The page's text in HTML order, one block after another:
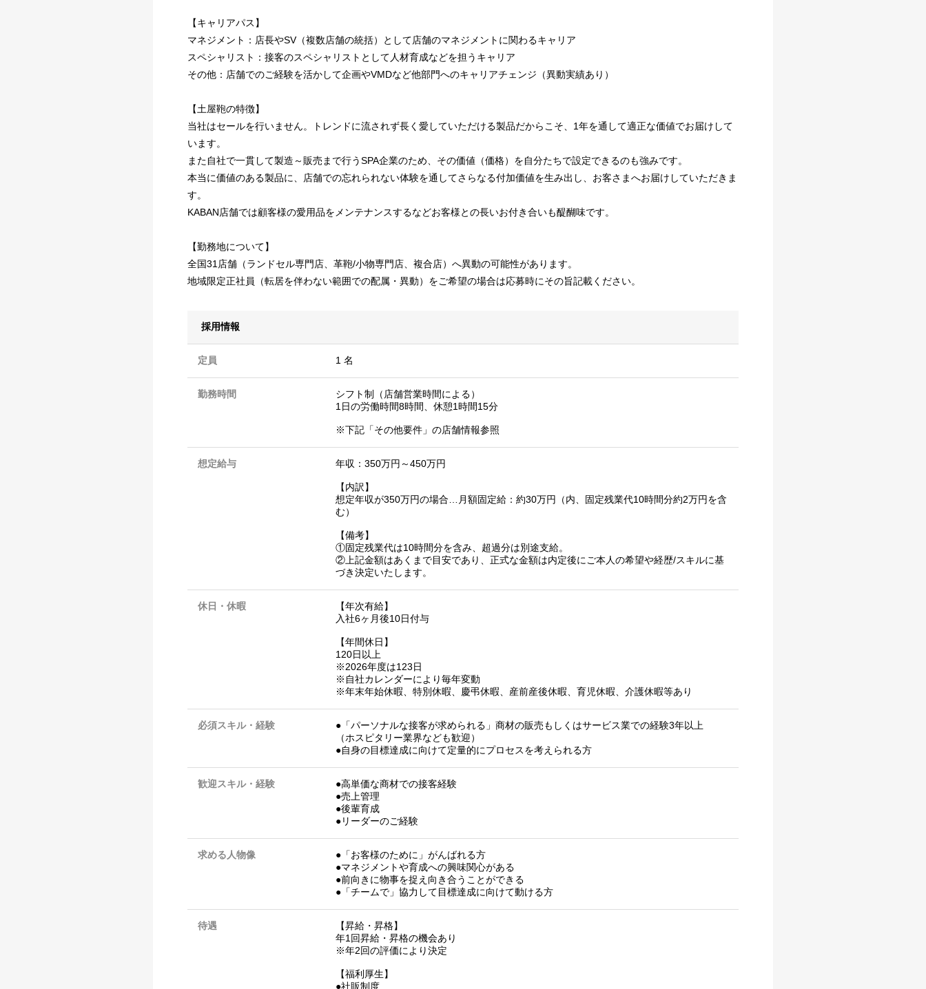
【キャリアパス】
マネジメント：店長やSV（複数店舗の統括）として店舗のマネジメントに関わるキャリア
スペシャリスト：接客のスペシャリストとして人材育成などを担うキャリア
その他：店舗でのご経験を活かして企画やVMDなど他部門へのキャリアチェンジ（異動実績あり）
【土屋鞄の特徴】
当社はセールを行いません。トレンドに流されず長く愛していただける製品だからこそ、1年を通して適正な価値でお届けして
います。
また自社で一貫して製造～販売まで行うSPA企業のため、その価値（価格）を自分たちで設定できるのも強みです。
本当に価値のある製品に、店舗での忘れられない体験を通してさらなる付加価値を生み出し、お客さまへお届けしていただきま
す。
KABAN店舗では顧客様の愛用品をメンテナンスするなどお客様との長いお付き合いも醍醐味です。
【勤務地について】
全国31店舗（ランドセル専門店、革鞄/小物専門店、複合店）へ異動の可能性があります。
地域限定正社員（転居を伴わない範囲での配属・異動）をご希望の場合は応募時にその旨記載ください。
採用情報
定員 1 名
勤務時間
シフト制（店舗営業時間による）
1日の労働時間8時間、休憩1時間15分
※下記「その他要件」の店舗情報参照
想定給与 年収：350万円～450万円
【内訳】
想定年収が350万円の場合…月額固定給：約30万円（内、固定残業代10時間分約2万円を含
む）
【備考】
①固定残業代は10時間分を含み、超過分は別途支給。
②上記金額はあくまで目安であり、正式な金額は内定後にご本人の希望や経歴/スキルに基
づき決定いたします。
休日・休暇
【年次有給】
入社6ヶ月後10日付与
【年間休日】
120日以上
※2026年度は123日
※自社カレンダーにより毎年変動
※年末年始休暇、特別休暇、慶弔休暇、産前産後休暇、育児休暇、介護休暇等あり
必須スキル・経験
●「パーソナルな接客が求められる」商材の販売もしくはサービス業での経験3年以上
（ホスピタリー業界なども歓迎）
●自身の目標達成に向けて定量的にプロセスを考えられる方
歓迎スキル・経験
●高単価な商材での接客経験
●売上管理
●後輩育成
●リーダーのご経験
求める人物像
●「お客様のために」がんばれる方
●マネジメントや育成への興味関心がある
●前向きに物事を捉え向き合うことができる
●「チームで」協力して目標達成に向けて動ける方
待遇
【昇給・昇格】
年1回昇給・昇格の機会あり
※年2回の評価により決定
【福利厚生】
●社販制度